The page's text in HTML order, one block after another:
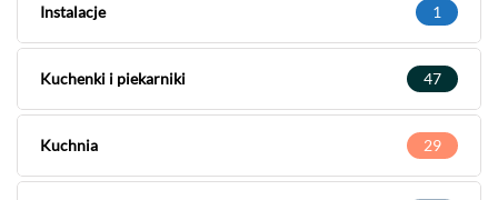
Instalacje 1
Kuchenki i piekarniki 47
Kuchnia 29